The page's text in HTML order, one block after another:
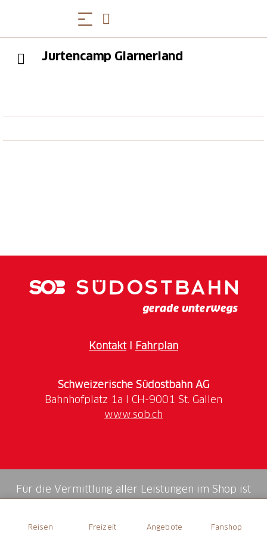
Reisen Freizeit Angebote Fanshop
Jurtencamp Glarnerland
KontaktI Fahrplan
Schweizerische Südostbahn AG
www.sob.ch
Für die Vermittlung aller Leistungen im Shop ist